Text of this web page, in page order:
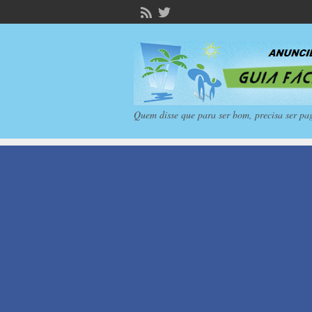
Quem disse que para ser bom, precisa ser